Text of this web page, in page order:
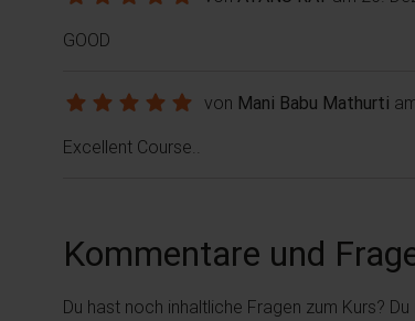
GOOD
von Mani Babu Mathurti
Excellent Course..
Kommentare und
Du hast noch inhaltliche Fragen zum Kurs?